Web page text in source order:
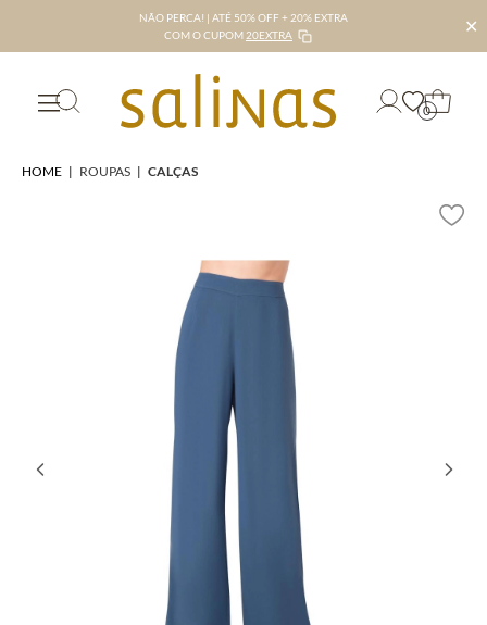
NÃO PERCA! | ATÉ 50% OFF + 20% EXTRA
COM O CUPOM 20EXTRA ✕
0
HOME | ROUPAS | CALÇAS